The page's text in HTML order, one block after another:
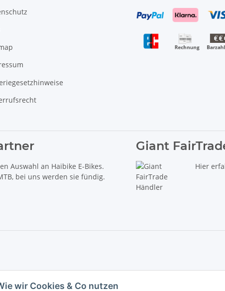
wir Cookies & Co nutzen
Auswahl an Haibike E-Bikes.
bei uns werden sie fündig.
Giant
Hier
es sich um die unverbindliche Preisempfehlung des Herstellers (kurz